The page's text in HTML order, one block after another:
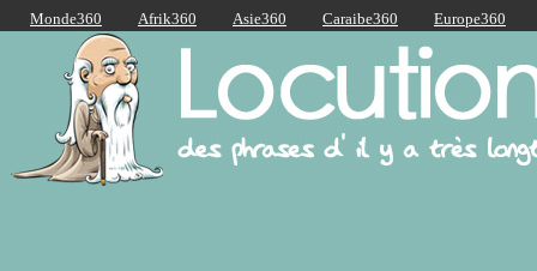
Monde360 Afrik360 Asie360 Caraibe360
Europe360
AmériqueLatine360
Océanie360
Orient360
Locutions Latines